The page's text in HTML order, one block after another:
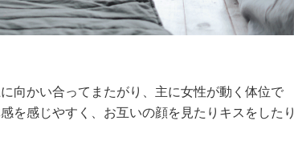
向かい合ってまたがり、主に女性が動く体位で
を感じやすく、お互いの顔を見たりキスをしたり